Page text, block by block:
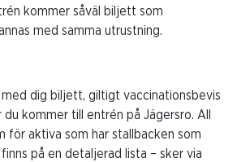
kommer såväl biljett som
med samma utrustning.
med dig biljett, giltigt vaccinationsbevis
kommer till entrén på Jägersro. All
för aktiva som har stallbacken som
på en detaljerad lista – sker via